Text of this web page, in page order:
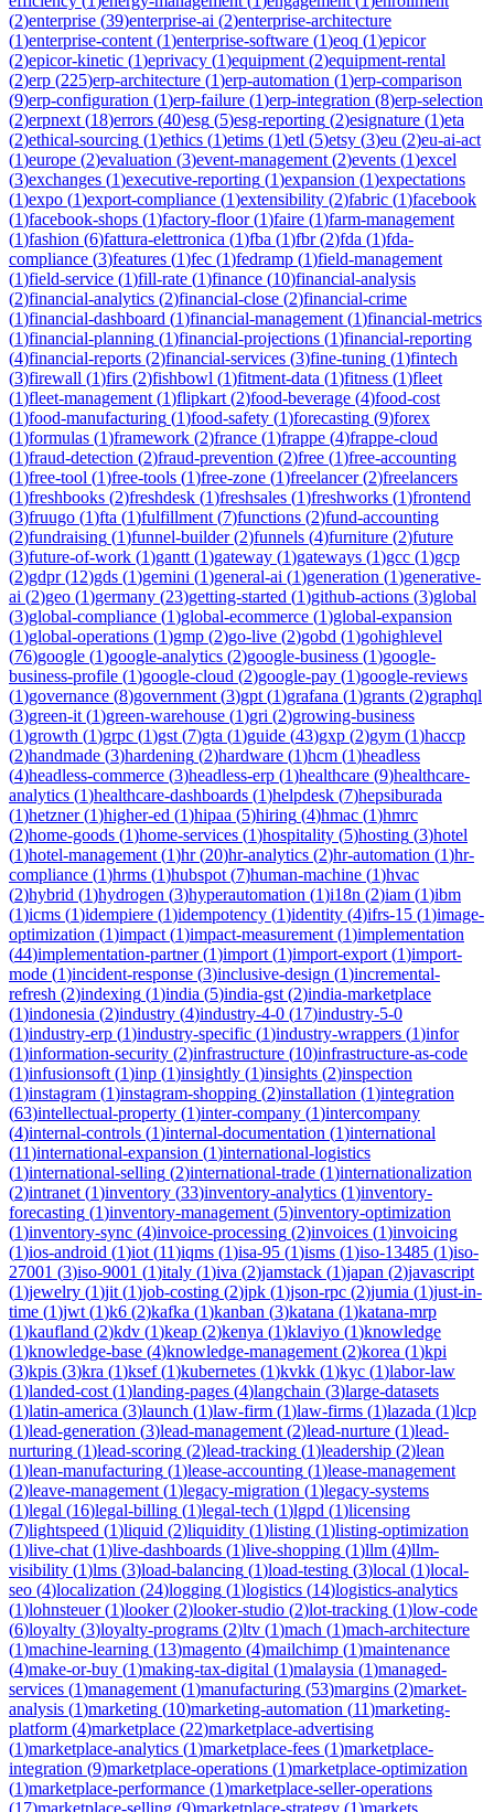
(2)enterprise (39)enterprise-ai (2)enterprise-architecture
(1)enterprise-content (1)enterprise-software (1)eoq (1)epicor
(2)epicor-kinetic (1)eprivacy (1)equipment (2)equipment-rental
(2)erp (225)erp-architecture (1)erp-automation (1)erp-comparison
(9)erp-configuration (1)erp-failure (1)erp-integration (8)erp-selection
(2)erpnext (18)errors (40)esg (5)esg-reporting (2)esignature (1)eta
(2)ethical-sourcing (1)ethics (1)etims (1)etl (5)etsy (3)eu (2)eu-ai-act
(1)europe (2)evaluation (3)event-management (2)events (1)excel
(3)exchanges (1)executive-reporting (1)expansion (1)expectations
(1)expo (1)export-compliance (1)extensibility (2)fabric (1)facebook
(1)facebook-shops (1)factory-floor(1)faire (1)farm-management
(1)fashion (6)fattura-elettronica (1)fba (1)fbr(2)fda (1)fda-
compliance (3)features (1)fec (1)fedramp (1)field-management
(1)field-service (1)fill-rate (1)finance (10)financial-analysis
(2)financial-analytics (2)financial-close (2)financial-crime
(1)financial-dashboard (1)financial-management (1)financial-metrics
(1)financial-planning (1)financial-projections (1)financial-reporting
(4)financial-reports (2)financial-services (3)fine-tuning (1)fintech
(3)firewall (1)firs (2)fishbowl (1)fitment-data (1)fitness (1)fleet
(1)fleet-management (1)flipkart (2)food-beverage (4)food-cost
(1)food-manufacturing (1)food-safety (1)forecasting (9)forex
(1)formulas (1)framework (2)france (1)frappe (4)frappe-cloud
(1)fraud-detection (2)fraud-prevention (2)free (1)free-accounting
(1)free-tool (1)free-tools (1)free-zone (1)freelancer(2)freelancers
(1)freshbooks (2)freshdesk (1)freshsales (1)freshworks (1)frontend
(3)fruugo (1)fta (1)fulfillment (7)functions (2)fund-accounting
(2)fundraising (1)funnel-builder(2)funnels (4)furniture (2)future
(3)future-of-work (1)gantt (1)gateway (1)gateways (1)gcc (1)gcp
(2)gdpr(12)gds (1)gemini (1)general-ai (1)generation (1)generative-
ai (2)geo (1)germany (23)getting-started (1)github-actions (3)global
(3)global-compliance (1)global-ecommerce (1)global-expansion
(1)global-operations (1)gmp (2)go-live (2)gobd (1)gohighlevel
(76)google (1)google-analytics (2)google-business (1)google-
business-profile (1)google-cloud (2)google-pay (1)google-reviews
(1)governance (8)government (3)gpt (1)grafana (1)grants (2)graphql
(3)green-it (1)green-warehouse (1)gri (2)growing-business
(1)growth (1)grpc (1)gst (7)gta (1)guide (43)gxp (2)gym (1)haccp
(2)handmade (3)hardening (2)hardware (1)hcm (1)headless
(4)headless-commerce (3)headless-erp (1)healthcare (9)healthcare-
analytics (1)healthcare-dashboards (1)helpdesk (7)hepsiburada
(1)hetzner(1)higher-ed (1)hipaa (5)hiring (4)hmac (1)hmrc
(2)home-goods (1)home-services (1)hospitality (5)hosting (3)hotel
(1)hotel-management (1)hr(20)hr-analytics (2)hr-automation (1)hr-
compliance (1)hrms (1)hubspot (7)human-machine (1)hvac
(2)hybrid (1)hydrogen (3)hyperautomation (1)i18n (2)iam (1)ibm
(1)icms (1)idempiere (1)idempotency (1)identity (4)ifrs-15 (1)image-
optimization (1)impact (1)impact-measurement (1)implementation
(44)implementation-partner(1)import (1)import-export (1)import-
mode (1)incident-response (3)inclusive-design (1)incremental-
refresh (2)indexing (1)india (5)india-gst (2)india-marketplace
(1)indonesia (2)industry (4)industry-4-0 (17)industry-5-0
(1)industry-erp (1)industry-specific (1)industry-wrappers (1)infor
(1)information-security (2)infrastructure (10)infrastructure-as-code
(1)infusionsoft (1)inp (1)insightly (1)insights (2)inspection
(1)instagram (1)instagram-shopping (2)installation (1)integration
(63)intellectual-property (1)inter-company (1)intercompany
(4)internal-controls (1)internal-documentation (1)international
(11)international-expansion (1)international-logistics
(1)international-selling (2)international-trade (1)internationalization
(2)intranet (1)inventory (33)inventory-analytics (1)inventory-
forecasting (1)inventory-management (5)inventory-optimization
(1)inventory-sync (4)invoice-processing (2)invoices (1)invoicing
(1)ios-android (1)iot (11)iqms (1)isa-95 (1)isms (1)iso-13485 (1)iso-
27001 (3)iso-9001 (1)italy (1)iva (2)jamstack (1)japan (2)javascript
(1)jewelry (1)jit (1)job-costing (2)jpk (1)json-rpc (2)jumia (1)just-in-
time (1)jwt (1)k6 (2)kafka (1)kanban (3)katana (1)katana-mrp
(1)kaufland (2)kdv (1)keap (2)kenya (1)klaviyo (1)knowledge
(1)knowledge-base (4)knowledge-management (2)korea (1)kpi
(3)kpis (3)kra (1)ksef(1)kubernetes (1)kvkk (1)kyc (1)labor-law
(1)landed-cost (1)landing-pages (4)langchain (3)large-datasets
(1)latin-america (3)launch (1)law-firm (1)law-firms (1)lazada (1)lcp
(1)lead-generation (3)lead-management (2)lead-nurture (1)lead-
nurturing (1)lead-scoring (2)lead-tracking (1)leadership (2)lean
(1)lean-manufacturing (1)lease-accounting (1)lease-management
(2)leave-management (1)legacy-migration (1)legacy-systems
(1)legal (16)legal-billing (1)legal-tech (1)lgpd (1)licensing
(7)lightspeed (1)liquid (2)liquidity (1)listing (1)listing-optimization
(1)live-chat (1)live-dashboards (1)live-shopping (1)llm (4)llm-
visibility (1)lms (3)load-balancing (1)load-testing (3)local (1)local-
seo (4)localization (24)logging (1)logistics (14)logistics-analytics
(1)lohnsteuer(1)looker(2)looker-studio (2)lot-tracking (1)low-code
(6)loyalty (3)loyalty-programs (2)ltv (1)mach (1)mach-architecture
(1)machine-learning (13)magento (4)mailchimp (1)maintenance
(4)make-or-buy (1)making-tax-digital (1)malaysia (1)managed-
services (1)management (1)manufacturing (53)margins (2)market-
analysis (1)marketing (10)marketing-automation (11)marketing-
platform (4)marketplace (22)marketplace-advertising
(1)marketplace-analytics (1)marketplace-fees (1)marketplace-
integration (9)marketplace-operations (1)marketplace-optimization
(1)marketplace-performance (1)marketplace-seller-operations
(17)marketplace-selling (9)marketplace-strategy (1)markets